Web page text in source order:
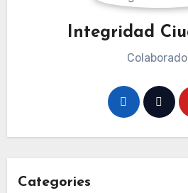
Integridad
Categories